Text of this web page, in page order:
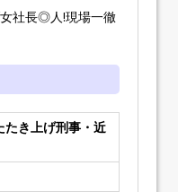
社長◎人!現場一徹
たき上げ刑事・近